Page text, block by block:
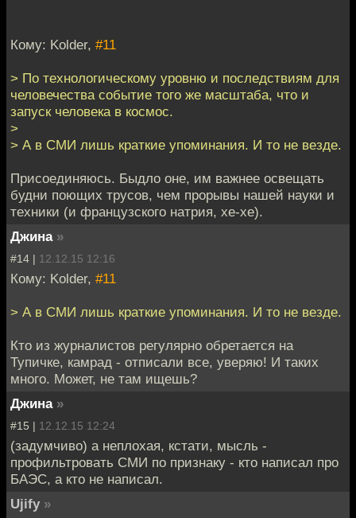
Кому: Kolder, #11
> По технологическому уровню и последствиям для
человечества событие того же масштаба, что и
запуск человека в космос.
>
> А в СМИ лишь краткие упоминания. И то не везде.
Присоединяюсь. Быдло оне, им важнее освещать
будни поющих трусов, чем прорывы нашей науки и
техники (и французского натрия, хе-хе).
Джина »
#14 | 12.12.15 12:16
Кому: Kolder, #11
> А в СМИ лишь краткие упоминания. И то не везде.
Кто из журналистов регулярно обретается на
Тупичке, камрад - отписали все, уверяю! И таких
много. Может, не там ищешь?
Джина »
#15 | 12.12.15 12:24
(задумчиво) а неплохая, кстати, мысль -
профильтровать СМИ по признаку - кто написал про
БАЭС, а кто не написал.
Ujify »